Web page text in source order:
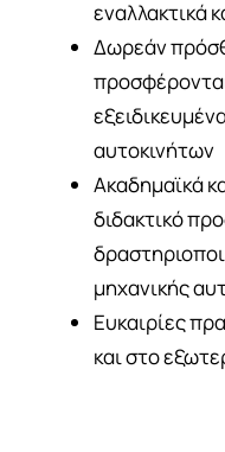
εναλλακτικά
Δωρεάν
αυτοκινήτων
Ακαδημαϊκά
διδακτικό
μηχανικής
Ευκαιρίες
και στο